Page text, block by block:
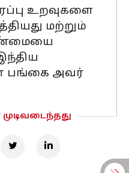
உறவுகளை
மற்றும்
பங்கை அவர்